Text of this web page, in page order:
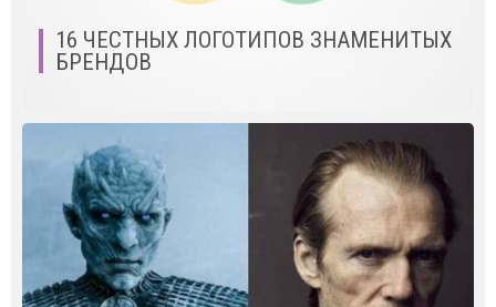
16 ЧЕСТНЫХ ЛОГОТИПОВ ЗНАМЕНИТЫХ
БРЕНДОВ